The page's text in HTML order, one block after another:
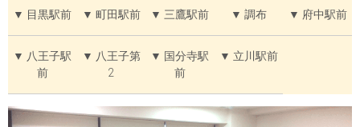
▼ 目黒駅前 ▼ 町田駅前 ▼ 三鷹駅前 ▼ 調布 ▼ 府中駅前
▼ 八王子駅
前
▼ 八王子第
2
▼ 国分寺駅
前
▼ 立川駅前